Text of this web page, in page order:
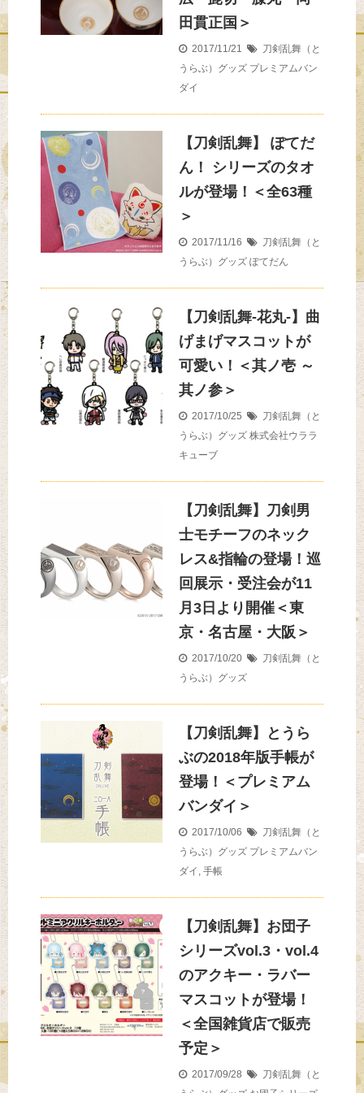
田貫正国＞
2017/11/21
刀剣乱舞（と
うらぶ）グッズ プレミアムバン
ダイ
【刀剣乱舞】 ぽてだ
ん！ シリーズのタオ
ルが登場！＜全63種
＞
2017/11/16
刀剣乱舞（と
うらぶ）グッズ ぽてだん
【刀剣乱舞-花丸-】曲
げまげマスコットが
可愛い！＜其ノ壱 ～
其ノ参＞
2017/10/25
刀剣乱舞（と
うらぶ）グッズ 株式会社ウララ
キューブ
【刀剣乱舞】刀剣男
士モチーフのネック
レス&指輪の登場！巡
回展示・受注会が11
月3日より開催＜東
京・名古屋・大阪＞
2017/10/20
刀剣乱舞（と
うらぶ）グッズ
【刀剣乱舞】とうら
ぶの2018年版手帳が
登場！＜プレミアム
バンダイ＞
2017/10/06
刀剣乱舞（と
うらぶ）グッズ プレミアムバン
ダイ , 手帳
【刀剣乱舞】お団子
シリーズvol.3・vol.4
のアクキー・ラバー
マスコットが登場！
＜全国雑貨店で販売
予定＞
2017/09/28
刀剣乱舞（と